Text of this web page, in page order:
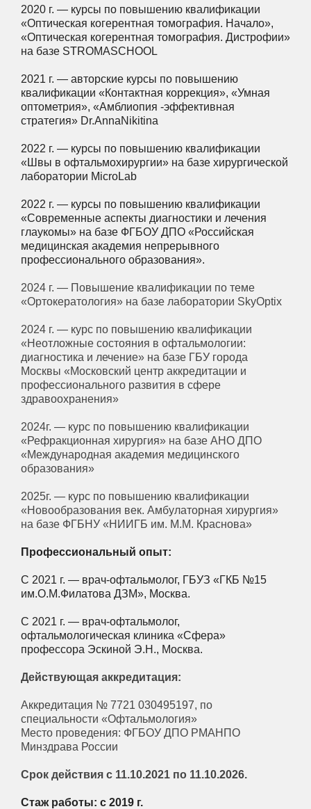
2020 г. — курсы по повышению квалификации
«Оптическая когерентная томография. Начало»,
«Оптическая когерентная томография. Дистрофии»
на базе STROMASCHOOL
2021 г. — авторские курсы по повышению
квалификации «Контактная коррекция», «Умная
оптометрия», «Амблиопия -эффективная
стратегия» Dr.AnnaNikitina
2022 г. — курсы по повышению квалификации
«Швы в офтальмохирургии» на базе хирургической
лаборатории MicroLab
2022 г. — курсы по повышению квалификации
«Современные аспекты диагностики и лечения
глаукомы» на базе ФГБОУ ДПО «Российская
медицинская академия непрерывного
профессионального образования».
2024 г. — Повышение квалификации по теме
«Ортокератология» на базе лаборатории SkyOptix
2024 г. — курс по повышению квалификации
«Неотложные состояния в офтальмологии:
диагностика и лечение» на базе ГБУ города
Москвы «Московский центр аккредитации и
профессионального развития в сфере
здравоохранения»
2024г. — курс по повышению квалификации
«Рефракционная хирургия» на базе АНО ДПО
«Международная академия медицинского
образования»
2025г. — курс по повышению квалификации
«Новообразования век. Амбулаторная хирургия»
на базе ФГБНУ «НИИГБ им. М.М. Краснова»
Профессиональный опыт:
С 2021 г. — врач-офтальмолог, ГБУЗ «ГКБ №15
им.О.М.Филатова ДЗМ», Москва.
С 2021 г. — врач-офтальмолог,
офтальмологическая клиника «Сфера»
профессора Эскиной Э.Н., Москва.
Действующая аккредитация:
Аккредитация № 7721 030495197, по
специальности «Офтальмология»
Место проведения: ФГБОУ ДПО РМАНПО
Минздрава России
Срок действия с 11.10.2021 по 11.10.2026.
Стаж работы: с 2019 г.